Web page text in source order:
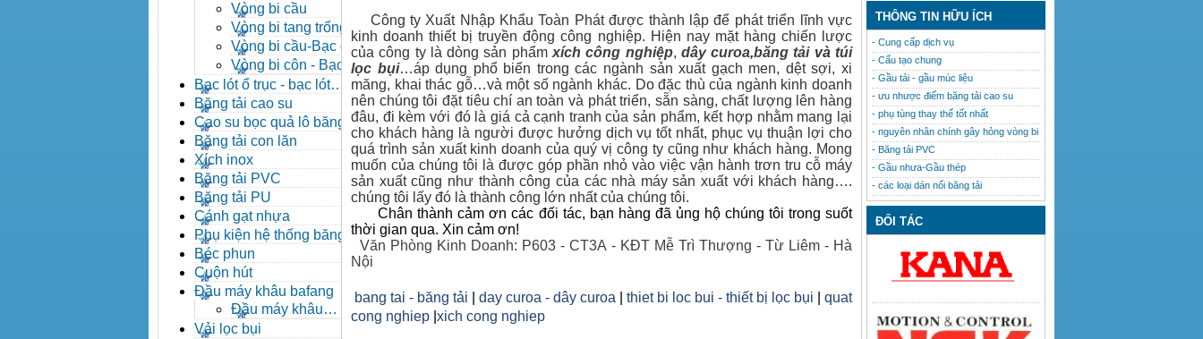
Vòng bi cầu
Vòng bi tang trống tự
lựa
Vòng bi cầu-Bạc đạn
cầu
Vòng bi côn - Bạc
đạn côn
Bạc lót ổ trục - bạc lót
nhông
Băng tải cao su
Cao su bọc quả lô băng tải
Băng tải con lăn
Xích inox
Băng tải PVC
Băng tải PU
Cánh gạt nhựa
Phụ kiện hệ thống băng tải
Béc phun
Cuộn hút
Đầu máy khâu bafang
Đầu máy khâu
Bafang
Vải lọc bụi
Công ty Xuất Nhập Khẩu Toàn Phát được thành lập để phát triển lĩnh vực
kinh doanh thiết bị truyền động công nghiệp. Hiện nay mặt hàng chiến lược
của công ty là dòng sản phẩm xích công nghiệp, dây curoa,băng tảivàtúi
lọc bụi…áp dụng phổ biến trong các ngành sản xuất gạch men, dệt sợi, xi
măng, khai thác gỗ…và một số ngành khác. Do đặc thù của ngành kinh doanh
nên chúng tôi đặt tiêu chí an toàn và phát triển, sẵn sàng, chất lượng lên hàng
đâu, đi kèm với đó là giá cả cạnh tranh của sản phẩm, kết hợp nhằm mang lại
cho khách hàng là người được hưởng dịch vụ tốt nhất, phục vụ thuận lợi cho
quá trình sản xuất kinh doanh của quý vị công ty cũng như khách hàng. Mong
muốn của chúng tôi là được góp phần nhỏ vào việc vận hành trơn tru cỗ máy
sản xuất cũng như thành công của các nhà máy sản xuất với khách hàng….
chúng tôi lấy đó là thành công lớn nhất của chúng tôi.
Chân thành cảm ơn các đối tác, bạn hàng đã ủng hộ chúng tôi trong suốt
thời gian qua. Xin cảm ơn!
Văn Phòng Kinh Doanh: P603 - CT3A - KĐT Mễ Trì Thượng - Từ Liêm - Hà
Nội
bang tai - băng tải day curoa - dây curoa thiet bi loc bui - thiết bị lọc bụi
quat
cong nghiep xich cong nghiep
THÔNG TIN HỮU ÍCH
- Cung cấp dịch vụ
- Cấu tạo chung
- Gầu tải - gầu múc liệu
- ưu nhược điểm băng tải cao su
- phụ tùng thay thế tốt nhất
- nguyên nhân chính gây hỏng vòng bi
- Băng tải PVC
- Gầu nhưa-Gầu thép
- các loại dán nối băng tải
ĐỐI TÁC